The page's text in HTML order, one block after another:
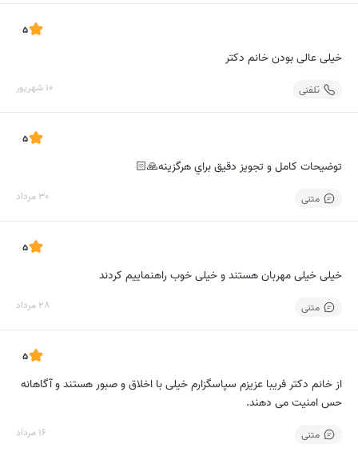
5
خیلی عالی بودن خانم دکتر
تلفنی 10 شهریور
5
توضيحات كامل و تجويز دقيق براي هرگزينه🙏🏻
متنی 30 مرداد
5
خیلی خیلی مهربان هستند و خیلی خوب راهنماییم کردند
متنی 28 مرداد
5
از خانم دکتر فریبا عزیزم سپاسگزارم خیلی با اخلاق و صبور هستند و آگاهانه
حس امنیت می دهند.
متنی 16 مرداد